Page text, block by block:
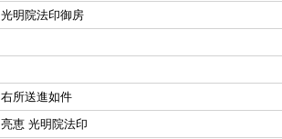
光明院法印御房
右所送進如件
亮恵 光明院法印